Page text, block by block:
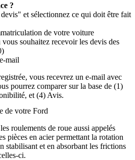
?
et sélectionnez ce qui doit être fait
de votre voiture
souhaitez recevoir les devis des
mail
vous recevrez un e-mail avec
pourrez comparer sur la base de (1)
et (4) Avis.
de votre Ford
roulements de roue aussi appelés
pièces en acier permettant la rotation
stabilisant et en absorbant les frictions
ci.